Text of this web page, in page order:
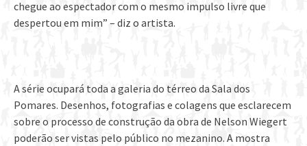
chegue ao espectador com o mesmo impulso livre que
despertou em mim” – diz o artista.
A série ocupará toda a galeria do térreo da Sala dos
Pomares. Desenhos, fotografias e colagens que esclarecem
sobre o processo de construção da obra de Nelson Wiegert
poderão ser vistas pelo público no mezanino. A mostra